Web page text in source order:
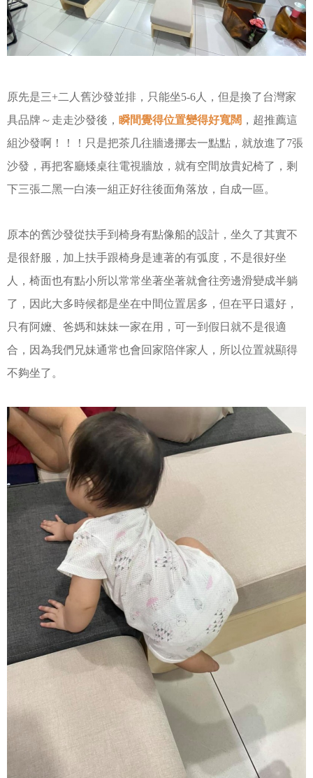
原先是三+二人舊沙發並排，只能坐5-6人， 但是換了台灣家
具品牌～走走沙發後， 瞬間覺得位置變得好寬闊 ，超推薦這
組沙發啊！！！ 只是把茶几往牆邊挪去一點點，就放進了7張
沙發， 再把客廳矮桌往電視牆放，就有空間放貴妃椅了， 剩
下三張二黑一白湊一組正好往後面角落放，自成一區。
原本的舊沙發從扶手到椅身有點像船的設計，坐久了其實不
是很舒服，加上扶手跟椅身是連著的有弧度，不是很好坐
人，椅面也有點小所以常常坐著坐著就會往旁邊滑變成半躺
了，因此大多時候都是坐在中間位置居多，但在平日還好，
只有阿嬤、爸媽和妹妹一家在用，可一到假日就不是很適
合，因為我們兄妹通常也會回家陪伴家人，所以位置就顯得
不夠坐了。